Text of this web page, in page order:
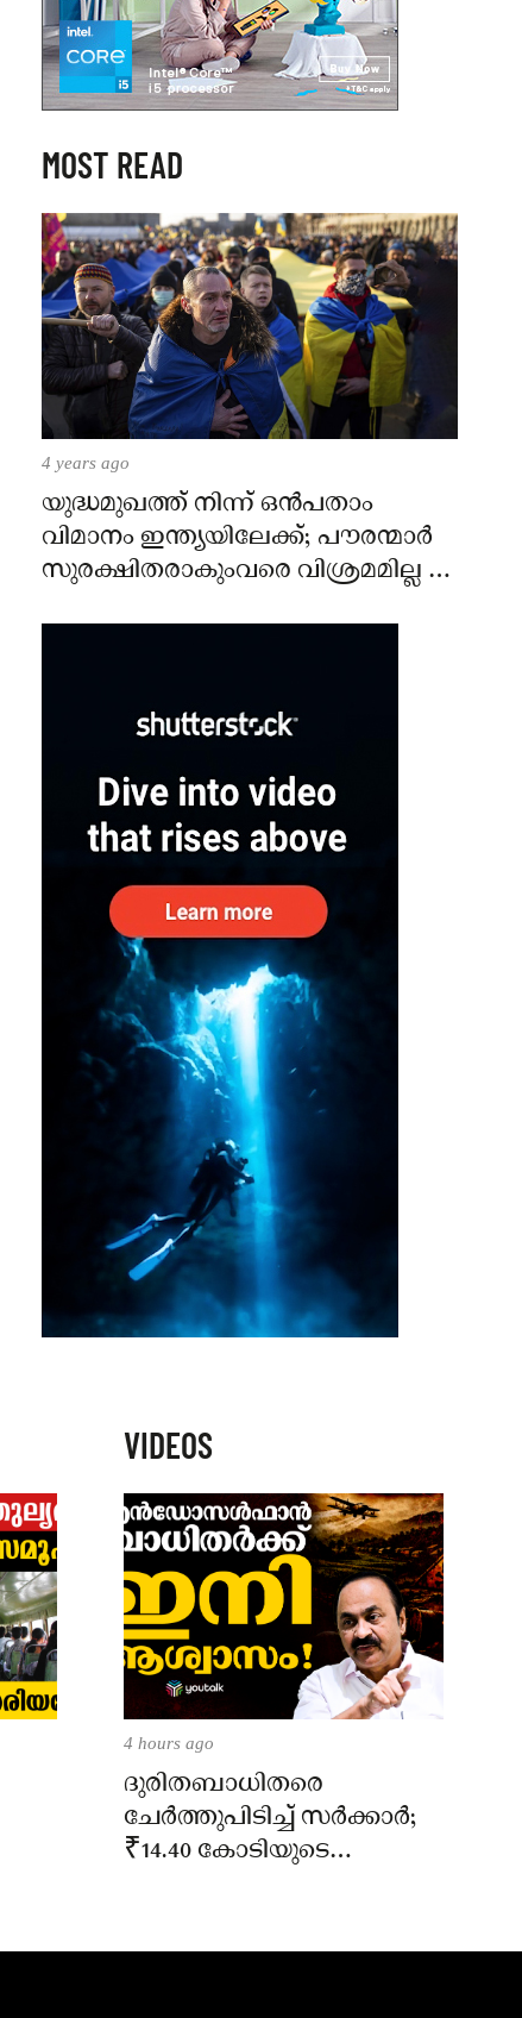
MOST READ
4 years ago
യുദ്ധമുഖത്ത് നിന്ന് ഒൻപതാം
വിമാനം ഇന്ത്യയിലേക്ക്; പൗരന്മാർ
സുരക്ഷിതരാകുംവരെ വിശ്രമമില്ല –
VIDEOS
4 hours ago
ദുരിതബാധിതരെ
ചേർത്തുപിടിച്ച് സർക്കാർ;
₹14.40 കോടിയുടെ